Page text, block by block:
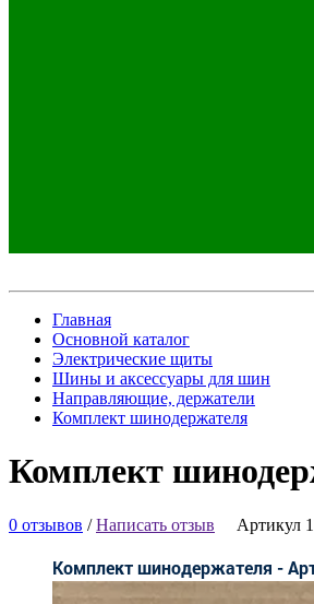
Главная
Основной каталог
Электрические щиты
Шины и аксессуары для шин
Направляющие, держатели
Комплект шинодержателя
Комплект
0 отзывов /Написать отзыв Артикул